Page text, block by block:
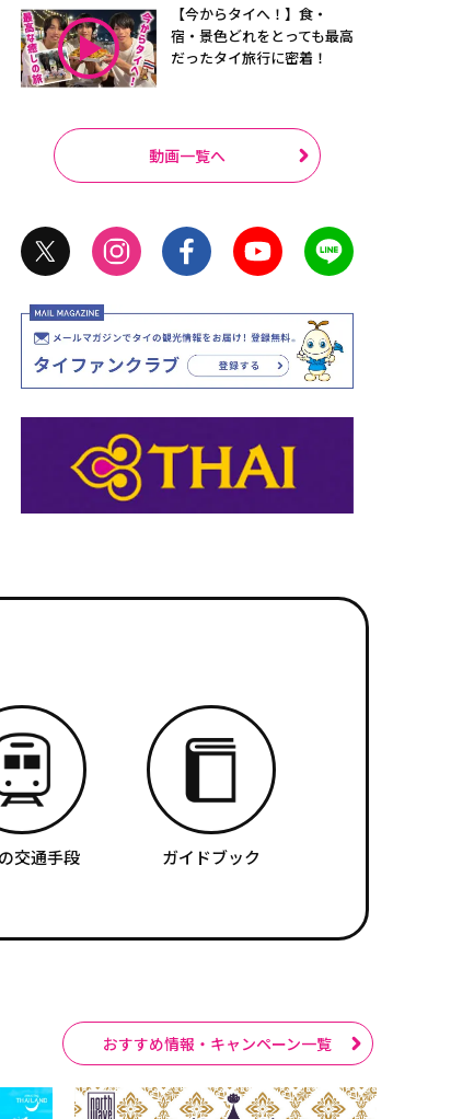
【今からタイへ！】食・
宿・景色どれをとっても最高
だったタイ旅行に密着！
動画一覧へ
交通手段 ガイドブック
おすすめ情報・キャンペーン一覧